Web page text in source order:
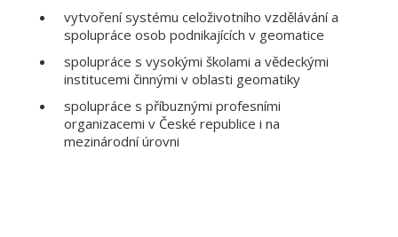
vytvoření systému celoživotního vzdělávání a
spolupráce osob podnikajících v geomatice
spolupráce s vysokými školami a vědeckými
institucemi činnými v oblasti geomatiky
spolupráce s příbuznými profesními
organizacemi v České republice i na
mezinárodní úrovni